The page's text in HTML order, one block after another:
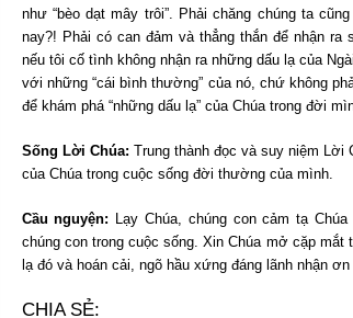
như “bèo dạt mây trôi”. Phải chăng chúng ta
nay?! Phải có can đảm và thẳng thắn để nhận
nếu tôi cố tình không nhận ra những dấu lạ của
với những “cái bình thường” của nó, chứ không
để khám phá “những dấu lạ” của Chúa trong đời
Sống Lời Chúa: Trung thành đọc và suy niệm Lời
của Chúa trong cuộc sống đời thường của mình.
Cầu nguyện: Lạy Chúa, chúng con cảm tạ
chúng con trong cuộc sống. Xin Chúa mở cặp
lạ đó và hoán cải, ngõ hầu xứng đáng lãnh nhận
CHIA SẺ: